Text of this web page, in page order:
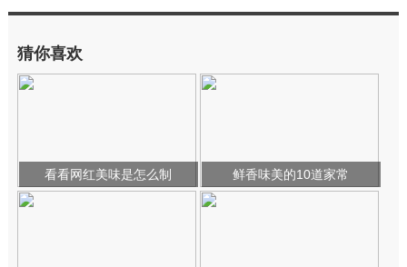
猜你喜欢
看看网红美味是怎么制 鲜香味美的10道家常